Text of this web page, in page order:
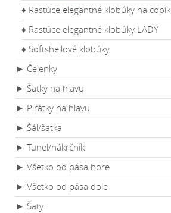
♦ Rastúce elegantné klobúky na copík
♦ Rastúce elegantné klobúky LADY
♦ Softshellové klobúky
► Čelenky
► Šatky na hlavu
► Pirátky na hlavu
► Šál/šatka
► Tunel/nákrčník
► Všetko od pása hore
► Všetko od pása dole
► Šaty